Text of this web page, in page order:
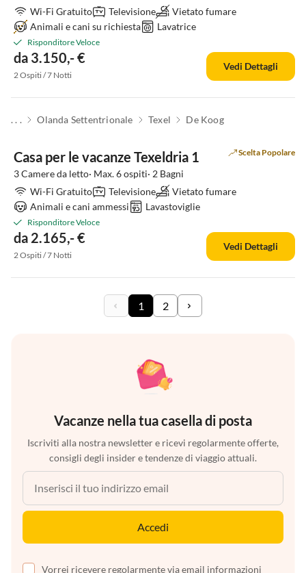
Wi-Fi Gratuito
Televisione
Vietato fumare
Animali e cani su richiesta
Lavatrice
Risponditore Veloce
da 3.150,- €
2 Ospiti / 7 Notti
Vedi Dettagli
. . . Olanda Settentrionale Texel De Koog
Casa per le vacanze Texeldria 1 Scelta Popolare
3 Camere da letto· Max. 6 ospiti· 2 Bagni
Wi-Fi Gratuito
Televisione
Vietato fumare
Animali e cani ammessi
Lavastoviglie
Risponditore Veloce
da 2.165,- €
2 Ospiti / 7 Notti
Vedi Dettagli
1 2
Vacanze nella tua casella di posta
Iscriviti alla nostra newsletter e ricevi regolarmente offerte,
consigli degli insider e tendenze di viaggio attuali.
Accedi
Vorrei ricevere regolarmente via email informazioni